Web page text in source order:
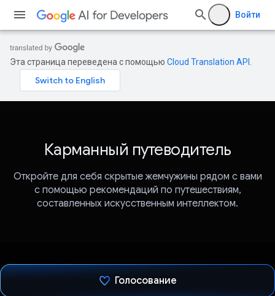
Войти
Эта страница переведена с помощью Cloud Translation API
Карманный путеводитель
Откройте для себя скрытые жемчужины рядом с вами
с помощью рекомендаций по путешествиям,
составленных искусственным интеллектом.
Голосование